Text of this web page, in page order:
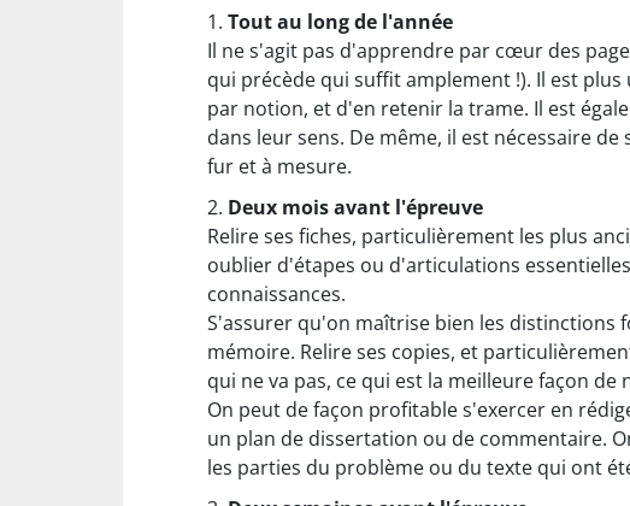
1. Tout au long de l'année
Il ne s'agit pas d'apprendre par cœur des
qui précède qui suffit amplement !). Il est
par notion, et d'en retenir la trame. Il est
dans leur sens. De même, il est nécessaire
fur et à mesure.
2. Deux mois avant l'épreuve
Relire ses fiches, particulièrement les plus
oublier d'étapes ou d'articulations
connaissances.
S'assurer qu'on maîtrise bien les distinctions
mémoire. Relire ses copies, et
qui ne va pas, ce qui est la meilleure façon
On peut de façon profitable s'exercer en
un plan de dissertation ou de commentaire.
les parties du problème ou du texte qui ont